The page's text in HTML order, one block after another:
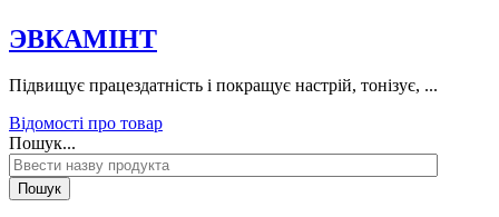
ЭВКАМІНТ
Підвищує працездатність і покращує настрій, тонізує, ...
Відомості про товар
Пошук...
Пошук